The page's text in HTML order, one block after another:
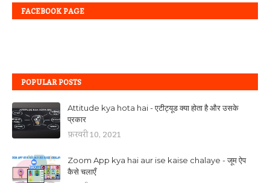
FACEBOOK PAGE
POPULAR POSTS
Attitude kya hota hai - एटीट्यूड क्या होता है और उसके
प्रकार
फ़रवरी 10, 2021
Zoom App kya hai aur ise kaise chalaye - जूम ऐप
कैसे चलाएँ